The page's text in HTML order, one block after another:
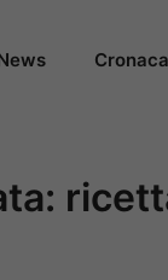
Cronaca